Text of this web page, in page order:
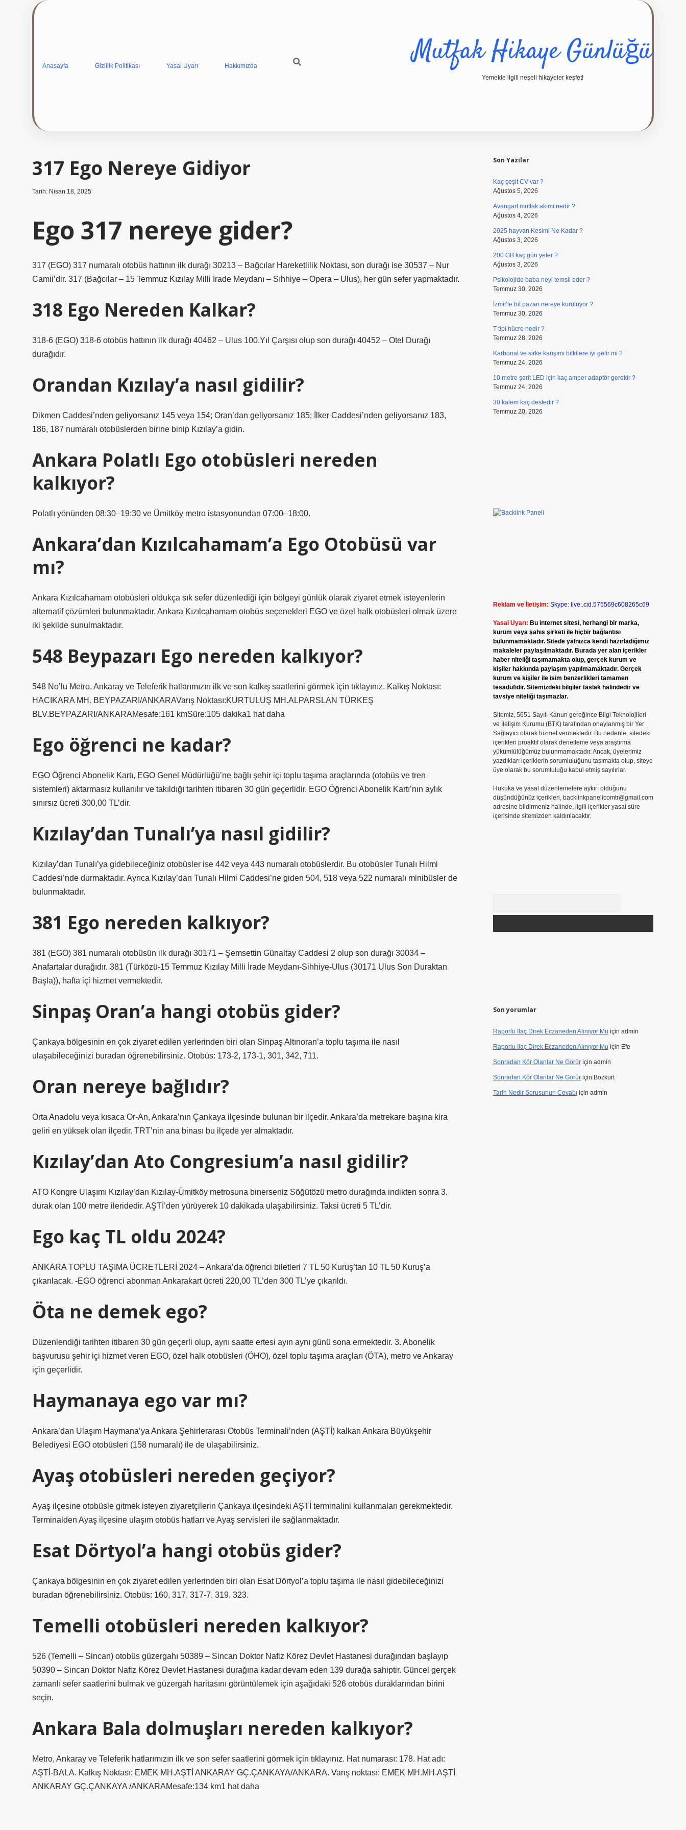
Anasayfa Gizlilik Politikası Yasal Uyarı Hakkımızda Mutfak Hikaye Günlüğü
Yemekle ilgili neşeli hikayeler keşfet!
317 Ego Nereye Gidiyor
Tarih: Nisan 18, 2025
Ego 317 nereye gider?
317 (EGO) 317 numaralı otobüs hattının ilk durağı 30213 – Bağcılar Hareketlilik Noktası, son durağı ise 30537 – Nur
Camii’dir. 317 (Bağcılar – 15 Temmuz Kızılay Milli İrade Meydanı – Sıhhiye – Opera – Ulus), her gün sefer yapmaktadır.
318 Ego Nereden Kalkar?
318-6 (EGO) 318-6 otobüs hattının ilk durağı 40462 – Ulus 100.Yıl Çarşısı olup son durağı 40452 – Otel Durağı
durağıdır.
Orandan Kızılay’a nasıl gidilir?
Dikmen Caddesi’nden geliyorsanız 145 veya 154; Oran’dan geliyorsanız 185; İlker Caddesi’nden geliyorsanız 183,
186, 187 numaralı otobüslerden birine binip Kızılay’a gidin.
Ankara Polatlı Ego otobüsleri nereden
kalkıyor?
Polatlı yönünden 08:30–19:30 ve Ümitköy metro istasyonundan 07:00–18:00.
Ankara’dan Kızılcahamam’a Ego Otobüsü var
mı?
Ankara Kızılcahamam otobüsleri oldukça sık sefer düzenlediği için bölgeyi günlük olarak ziyaret etmek isteyenlerin
alternatif çözümleri bulunmaktadır. Ankara Kızılcahamam otobüs seçenekleri EGO ve özel halk otobüsleri olmak üzere
iki şekilde sunulmaktadır.
548 Beypazarı Ego nereden kalkıyor?
548 No’lu Metro, Ankaray ve Teleferik hatlarımızın ilk ve son kalkış saatlerini görmek için tıklayınız. Kalkış Noktası:
HACIKARA MH. BEYPAZARI/ANKARAVarış Noktası:KURTULUŞ MH.ALPARSLAN TÜRKEŞ
BLV.BEYPAZARI/ANKARAMesafe:161 kmSüre:105 dakika1 hat daha
Ego öğrenci ne kadar?
EGO Öğrenci Abonelik Kartı, EGO Genel Müdürlüğü’ne bağlı şehir içi toplu taşıma araçlarında (otobüs ve tren
sistemleri) aktarmasız kullanılır ve takıldığı tarihten itibaren 30 gün geçerlidir. EGO Öğrenci Abonelik Kartı’nın aylık
sınırsız ücreti 300,00 TL’dir.
Kızılay’dan Tunalı’ya nasıl gidilir?
Kızılay’dan Tunalı’ya gidebileceğiniz otobüsler ise 442 veya 443 numaralı otobüslerdir. Bu otobüsler Tunalı Hilmi
Caddesi’nde durmaktadır. Ayrıca Kızılay’dan Tunalı Hilmi Caddesi’ne giden 504, 518 veya 522 numaralı minibüsler de
bulunmaktadır.
381 Ego nereden kalkıyor?
381 (EGO) 381 numaralı otobüsün ilk durağı 30171 – Şemsettin Günaltay Caddesi 2 olup son durağı 30034 –
Anafartalar durağıdır. 381 (Türközü-15 Temmuz Kızılay Milli İrade Meydanı-Sihhiye-Ulus (30171 Ulus Son Duraktan
Başla)), hafta içi hizmet vermektedir.
Sinpaş Oran’a hangi otobüs gider?
Çankaya bölgesinin en çok ziyaret edilen yerlerinden biri olan Sinpaş Altınoran’a toplu taşıma ile nasıl
ulaşabileceğinizi buradan öğrenebilirsiniz. Otobüs: 173-2, 173-1, 301, 342, 711.
Oran nereye bağlıdır?
Orta Anadolu veya kısaca Or-An, Ankara’nın Çankaya ilçesinde bulunan bir ilçedir. Ankara’da metrekare başına kira
geliri en yüksek olan ilçedir. TRT’nin ana binası bu ilçede yer almaktadır.
Kızılay’dan Ato Congresium’a nasıl gidilir?
ATO Kongre Ulaşımı Kızılay’dan Kızılay-Ümitköy metrosuna binerseniz Söğütözü metro durağında indikten sonra 3.
durak olan 100 metre ileridedir. AŞTİ’den yürüyerek 10 dakikada ulaşabilirsiniz. Taksi ücreti 5 TL’dir.
Ego kaç TL oldu 2024?
ANKARA TOPLU TAŞIMA ÜCRETLERİ 2024 – Ankara’da öğrenci biletleri 7 TL 50 Kuruş’tan 10 TL 50 Kuruş’a
çıkarılacak. -EGO öğrenci abonman Ankarakart ücreti 220,00 TL’den 300 TL’ye çıkarıldı.
Öta ne demek ego?
Düzenlendiği tarihten itibaren 30 gün geçerli olup, aynı saatte ertesi ayın aynı günü sona ermektedir. 3. Abonelik
başvurusu şehir içi hizmet veren EGO, özel halk otobüsleri (ÖHO), özel toplu taşıma araçları (ÖTA), metro ve Ankaray
için geçerlidir.
Haymanaya ego var mı?
Ankara’dan Ulaşım Haymana’ya Ankara Şehirlerarası Otobüs Terminali’nden (AŞTİ) kalkan Ankara Büyükşehir
Belediyesi EGO otobüsleri (158 numaralı) ile de ulaşabilirsiniz.
Ayaş otobüsleri nereden geçiyor?
Ayaş ilçesine otobüsle gitmek isteyen ziyaretçilerin Çankaya ilçesindeki AŞTİ terminalini kullanmaları gerekmektedir.
Terminalden Ayaş ilçesine ulaşım otobüs hatları ve Ayaş servisleri ile sağlanmaktadır.
Esat Dörtyol’a hangi otobüs gider?
Çankaya bölgesinin en çok ziyaret edilen yerlerinden biri olan Esat Dörtyol’a toplu taşıma ile nasıl gidebileceğinizi
buradan öğrenebilirsiniz. Otobüs: 160, 317, 317-7, 319, 323.
Temelli otobüsleri nereden kalkıyor?
526 (Temelli – Sincan) otobüs güzergahı 50389 – Sincan Doktor Nafiz Körez Devlet Hastanesi durağından başlayıp
50390 – Sincan Doktor Nafiz Körez Devlet Hastanesi durağına kadar devam eden 139 durağa sahiptir. Güncel gerçek
zamanlı sefer saatlerini bulmak ve güzergah haritasını görüntülemek için aşağıdaki 526 otobüs duraklarından birini
seçin.
Ankara Bala dolmuşları nereden kalkıyor?
Metro, Ankaray ve Teleferik hatlarımızın ilk ve son sefer saatlerini görmek için tıklayınız. Hat numarası: 178. Hat adı:
AŞTİ-BALA. Kalkış Noktası: EMEK MH.AŞTİ ANKARAY GÇ.ÇANKAYA/ANKARA. Varış noktası: EMEK MH.MH.AŞTİ
ANKARAY GÇ.ÇANKAYA /ANKARAMesafe:134 km1 hat daha
Son Yazılar
Kaç çeşit CV var ?
Ağustos 5, 2026
Avangart mutfak akımı nedir ?
Ağustos 4, 2026
2025 hayvan Kesimi Ne Kadar ?
Ağustos 3, 2026
200 GB kaç gün yeter ?
Ağustos 3, 2026
Psikolojide baba neyi temsil eder ?
Temmuz 30, 2026
İzmit’te bit pazarı nereye kuruluyor ?
Temmuz 30, 2026
T tipi hücre nedir ?
Temmuz 28, 2026
Karbonat ve sirke karışımı bitkilere iyi gelir mi ?
Temmuz 24, 2026
10 metre şerit LED için kaç amper adaptör gerekir ?
Temmuz 24, 2026
30 kalem kaç destedir ?
Temmuz 20, 2026
Reklam ve İletişim: Skype: live:.cid.575569c608265c69
Yasal Uyarı: Bu internet sitesi, herhangi bir marka,
kurum veya şahıs şirketi ile hiçbir bağlantısı
bulunmamaktadır. Sitede yalnızca kendi hazırladığımız
makaleler paylaşılmaktadır. Burada yer alan içerikler
haber niteliği taşımamakta olup, gerçek kurum ve
kişiler hakkında paylaşım yapılmamaktadır. Gerçek
kurum ve kişiler ile isim benzerlikleri tamamen
tesadüfidir. Sitemizdeki bilgiler taslak halindedir ve
tavsiye niteliği taşımazlar.
Sitemiz, 5651 Sayılı Kanun gereğince Bilgi Teknolojileri
ve İletişim Kurumu (BTK) tarafından onaylanmış bir Yer
Sağlayıcı olarak hizmet vermektedir. Bu nedenle, sitedeki
içerikleri proaktif olarak denetleme veya araştırma
yükümlülüğümüz bulunmamaktadır. Ancak, üyelerimiz
yazdıkları içeriklerin sorumluluğunu taşımakta olup, siteye
üye olarak bu sorumluluğu kabul etmiş sayılırlar.
Hukuka ve yasal düzenlemelere aykırı olduğunu
düşündüğünüz içerikleri, backlinkpanelicomtr@gmail.com
adresine bildirmeniz halinde, ilgili içerikler yasal süre
içerisinde sitemizden kaldırılacaktır.
Son yorumlar
Raporlu Ilaç Direk Eczaneden Alınıyor Mu için admin
Raporlu Ilaç Direk Eczaneden Alınıyor Mu için Efe
Sonradan Kör Olanlar Ne Görüriçin admin
Sonradan Kör Olanlar Ne Görüriçin Bozkurt
Tarih Nedir Sorusunun Cevabıiçin admin